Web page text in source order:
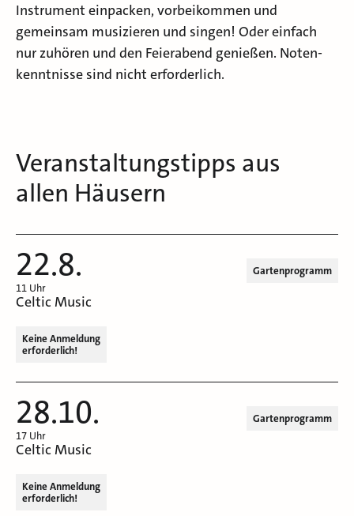
Instrument einpacken, vorbeikommen und
gemeinsam musizieren und singen! Oder einfach
nur zuhören und den Feierabend genießen. Noten-
kenntnisse sind nicht erforderlich.
Veranstaltungstipps aus
allen Häusern
22.8.
11 Uhr
Gartenprogramm
Celtic Music
Keine Anmeldung
erforderlich!
28.10.
17 Uhr
Gartenprogramm
Celtic Music
Keine Anmeldung
erforderlich!